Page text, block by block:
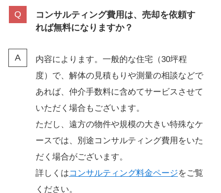
コンサルティング費用は、売却を依頼す
れば無料になりますか？
内容によります。一般的な住宅（30坪程
度）で、解体の見積もりや測量の相談などで
あれば、仲介手数料に含めてサービスさせて
いただく場合もございます。
ただし、遠方の物件や規模の大きい特殊なケ
ースでは、別途コンサルティング費用をいた
だく場合がございます。
詳しくはコンサルティング料金ページをご覧
ください。